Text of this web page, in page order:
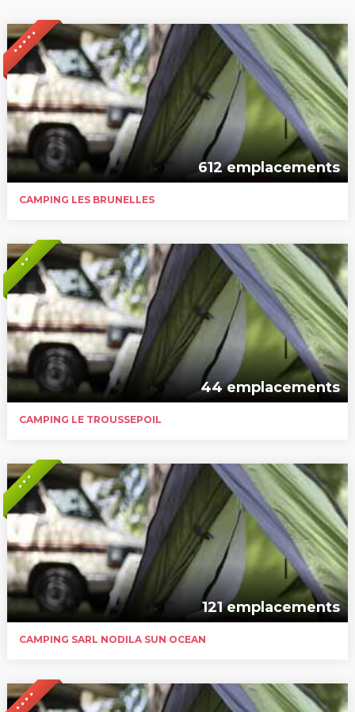
* * * * *
612 emplacements
CAMPING LES BRUNELLES
* *
44 emplacements
CAMPING LE TROUSSEPOIL
* * *
121 emplacements
CAMPING SARL NODILA SUN OCEAN
* * * *